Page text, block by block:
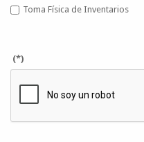
Toma Física de Inventarios
(*)